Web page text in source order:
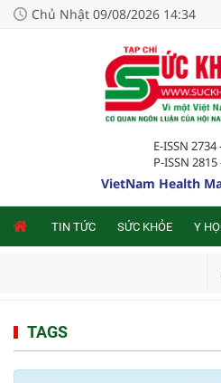
Chủ Nhật 09/08/2026 14:34
E-ISSN 2734
P-ISSN 2815
VietNam Health
TIN TỨC SỨC KHỎE Y
TAGS